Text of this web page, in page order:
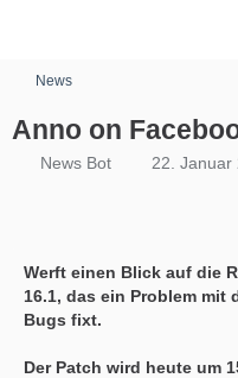
News
Anno on
News Bot 22. Januar
Werft einen Blick auf die
16.1, das ein Problem mit
Bugs fixt.
Der Patch wird heute um